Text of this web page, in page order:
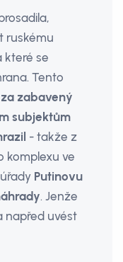
ruskému
které se
Tento
zabavený
subjektům
- takže z
komplexu ve
Putinovu
. Jenže
napřed uvést